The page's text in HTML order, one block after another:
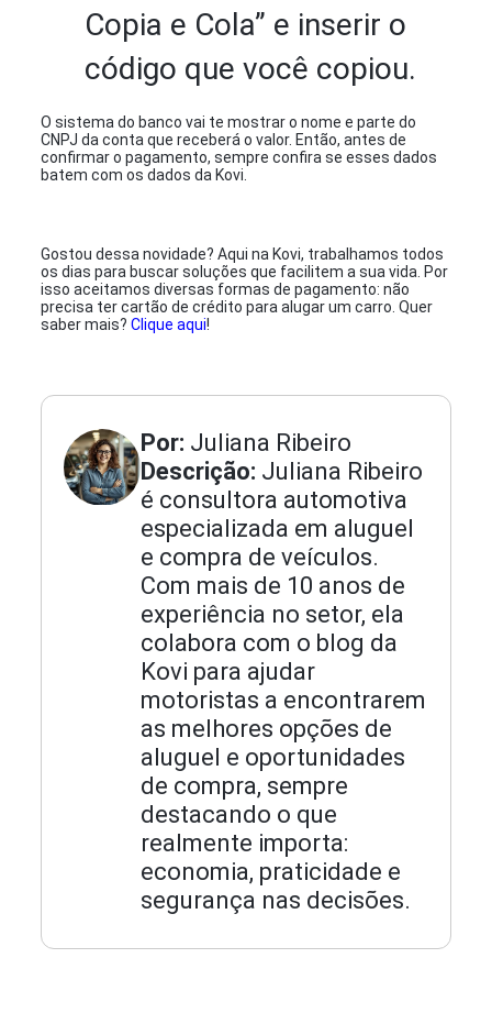
Copia e Cola” e inserir o
código que você copiou.
O sistema do banco vai te mostrar o nome e parte do
CNPJ da conta que receberá o valor. Então, antes de
confirmar o pagamento, sempre confira se esses dados
batem com os dados da Kovi.
Gostou dessa novidade? Aqui na Kovi, trabalhamos todos
os dias para buscar soluções que facilitem a sua vida. Por
isso aceitamos diversas formas de pagamento: não
precisa ter cartão de crédito para alugar um carro. Quer
saber mais?Clique aqui!
Por: Juliana Ribeiro
Descrição: Juliana Ribeiro
é consultora automotiva
especializada em aluguel
e compra de veículos.
Com mais de 10 anos de
experiência no setor, ela
colabora com o blog da
Kovi para ajudar
motoristas a encontrarem
as melhores opções de
aluguel e oportunidades
de compra, sempre
destacando o que
realmente importa:
economia, praticidade e
segurança nas decisões.